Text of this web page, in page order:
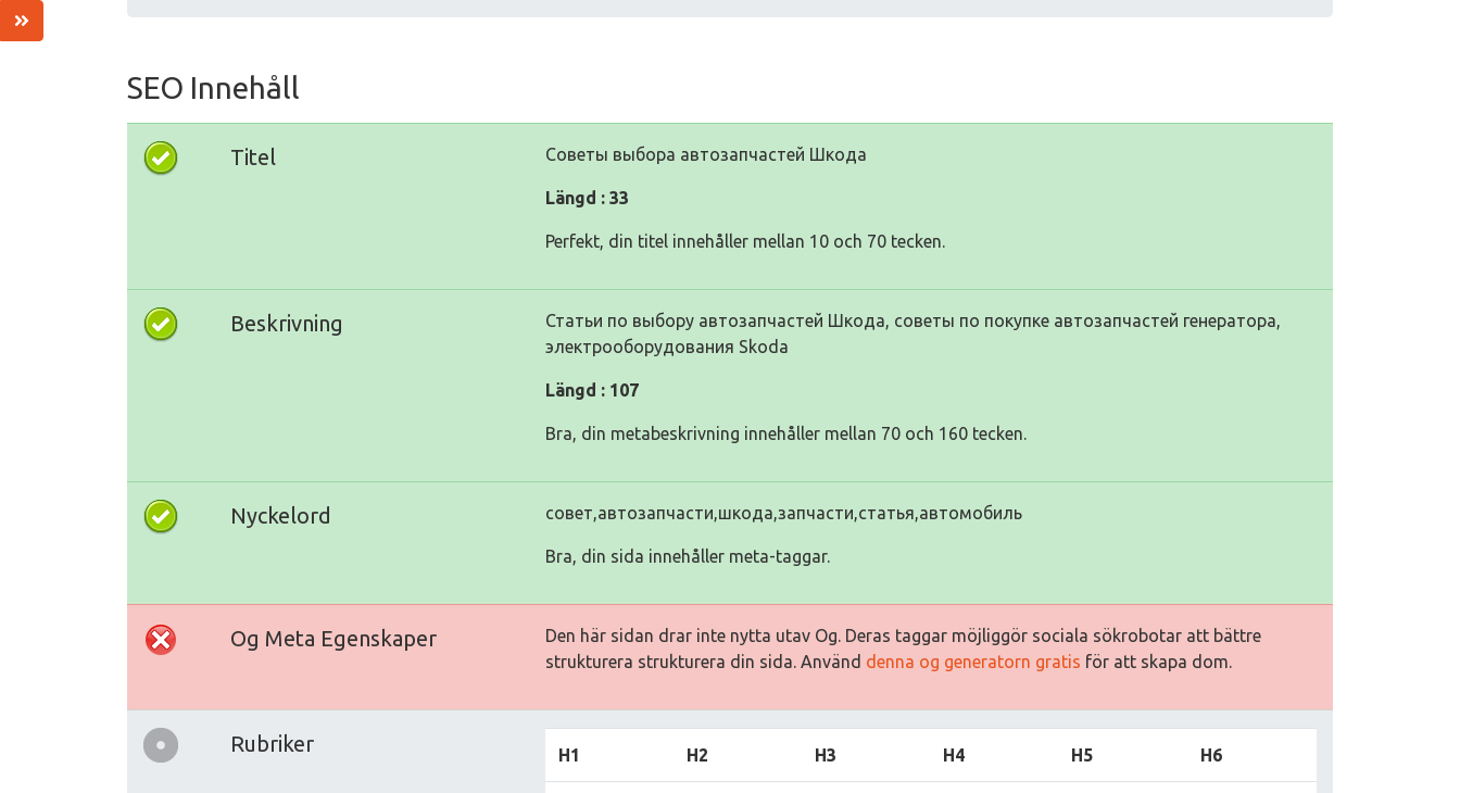
SEO Innehåll
Titel Советы выбора автозапчастей Шкода
Längd : 33
Perfekt, din titel innehåller mellan 10 och 70 tecken.
Beskrivning
Статьи по выбору автозапчастей Шкода, советы по покупке автозапчастей генератора,
электрооборудования Skoda
Längd : 107
Bra, din metabeskrivning innehåller mellan 70 och 160 tecken.
Nyckelord совет,автозапчасти,шкода,запчасти,статья,автомобиль
Bra, din sida innehåller meta-taggar.
Og Meta Egenskaper
Den här sidan drar inte nytta utav Og. Deras taggar möjliggör sociala sökrobotar att bättre
strukturera strukturera din sida. Använd denna og generatorn gratis för att skapa dom.
Rubriker H1 H2 H3 H4 H5 H6